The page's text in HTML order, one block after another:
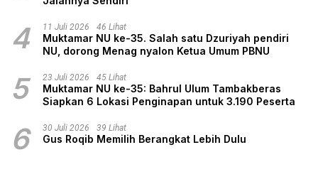
4 11 Juli 2026 46 Lihat
Muktamar NU ke-35. Salah satu Dzuriyah pendiri
NU, dorong Menag nyalon Ketua Umum PBNU
5 23 Juli 2026 45 Lihat
Muktamar NU ke-35: Bahrul Ulum Tambakberas
Siapkan 6 Lokasi Penginapan untuk 3.190 Peserta
6 30 Juli 2026 39 Lihat
Gus Roqib Memilih Berangkat Lebih Dulu